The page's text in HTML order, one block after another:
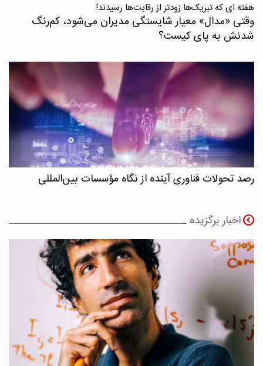
هفته ای که تبریک‌ها زودتر از رقابت‌ها رسیدند!
وقتی «مدال‌» معیار شایستگی مدیران می‌شود، کم‌رنگ
شدنش به پای کیست؟
رصد تحولات فناوری آینده از نگاه مؤسسات بین‌المللی
اخبار برگزیده